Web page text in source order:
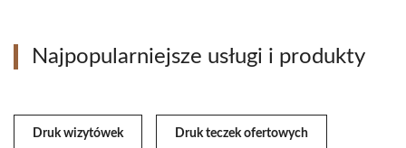
Najpopularniejsze usługi i produkty
Druk wizytówek Druk teczek ofertowych